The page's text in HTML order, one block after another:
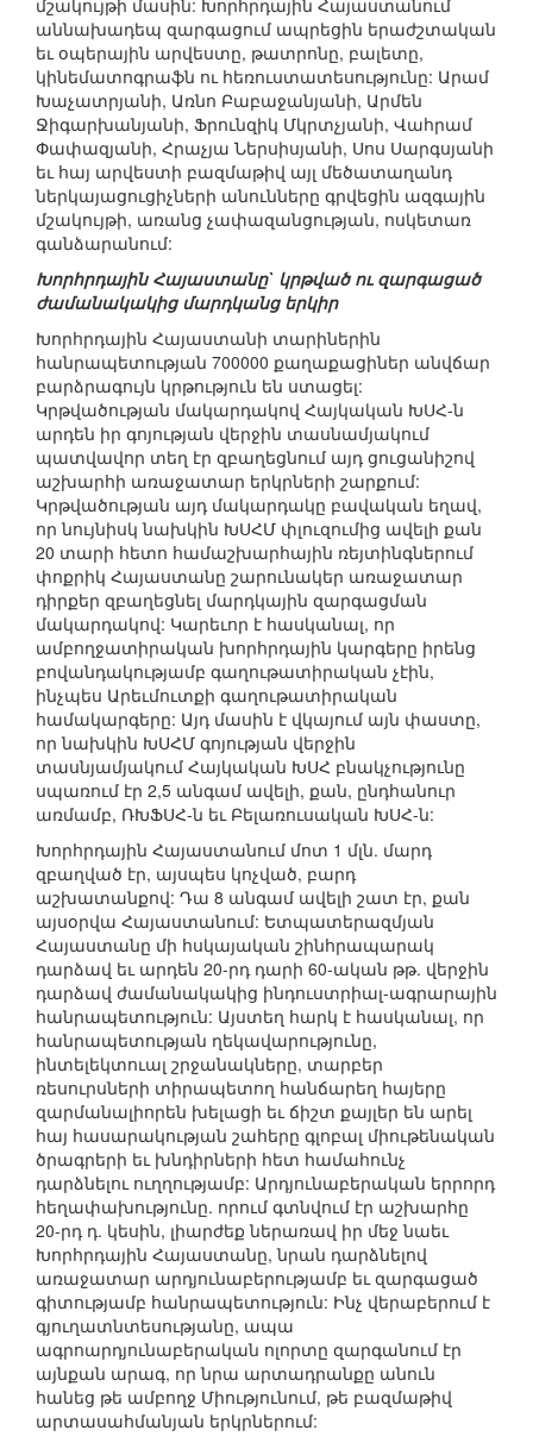
մշակույթի մասին: Խորհրդային Հայաստանում
աննախադեպ զարգացում ապրեցին երաժշտական
եւ օպերային արվեստը, թատրոնը, բալետը,
կինեմատոգրաֆն ու հեռուստատեսությունը: Արամ
Խաչատրյանի, Առնո Բաբաջանյանի, Արմեն
Ջիգարխանյանի, Ֆրունզիկ Մկրտչյանի, Վահրամ
Փափազյանի, Հրաչյա Ներսիսյանի, Սոս Սարգսյանի
եւ հայ արվեստի բազմաթիվ այլ մեծատաղանդ
ներկայացուցիչների անունները գրվեցին ազգային
մշակույթի, առանց չափազանցության, ոսկետառ
գանձարանում:
Խորհրդային Հայաստանը` կրթված ու զարգացած
ժամանակակից մարդկանց երկիր
Խորհրդային Հայաստանի տարիներին
հանրապետության 700000 քաղաքացիներ անվճար
բարձրագույն կրթություն են ստացել:
Կրթվածության մակարդակով Հայկական ԽՍՀ-ն
արդեն իր գոյության վերջին տասնամյակում
պատվավոր տեղ էր զբաղեցնում այդ ցուցանիշով
աշխարհի առաջատար երկրների շարքում:
Կրթվածության այդ մակարդակը բավական եղավ,
որ նույնիսկ նախկին ԽՍՀՄ փլուզումից ավելի քան
20 տարի հետո համաշխարհային ռեյտինգներում
փոքրիկ Հայաստանը շարունակեր առաջատար
դիրքեր զբաղեցնել մարդկային զարգացման
մակարդակով: Կարեւոր է հասկանալ, որ
ամբողջատիրական խորհրդային կարգերը իրենց
բովանդակությամբ գաղութատիրական չէին,
ինչպես Արեւմուտքի գաղութատիրական
համակարգերը: Այդ մասին է վկայում այն փաստը,
որ նախկին ԽՍՀՄ գոյության վերջին
տասնյամյակում Հայկական ԽՍՀ բնակչությունը
սպառում էր 2,5 անգամ ավելի, քան, ընդհանուր
առմամբ, ՌԽՖՍՀ-ն եւ Բելառուսական ԽՍՀ-ն:
Խորհրդային Հայաստանում մոտ 1 մլն. մարդ
զբաղված էր, այսպես կոչված, բարդ
աշխատանքով: Դա 8 անգամ ավելի շատ էր, քան
այսօրվա Հայաստանում: Ետպատերազմյան
Հայաստանը մի հսկայական շինհրապարակ
դարձավ եւ արդեն 20-րդ դարի 60-ական թթ. վերջին
դարձավ ժամանակակից ինդուստրիալ-ագրարային
հանրապետություն: Այստեղ հարկ է հասկանալ, որ
հանրապետության ղեկավարությունը,
ինտելեկտուալ շրջանակները, տարբեր
ռեսուրսների տիրապետող հանճարեղ հայերը
զարմանալիորեն խելացի եւ ճիշտ քայլեր են արել
հայ հասարակության շահերը գլոբալ միութենական
ծրագրերի եւ խնդիրների հետ համահունչ
դարձնելու ուղղությամբ: Արդյունաբերական երրորդ
հեղափախությունը. որում գտնվում էր աշխարհը
20-րդ դ. կեսին, լիարժեք ներառավ իր մեջ նաեւ
Խորհրդային Հայաստանը, նրան դարձնելով
առաջատար արդյունաբերությամբ եւ զարգացած
գիտությամբ հանրապետություն: Ինչ վերաբերում է
գյուղատնտեսությանը, ապա
ագրոարդյունաբերական ոլորտը զարգանում էր
այնքան արագ, որ նրա արտադրանքը անուն
հանեց թե ամբողջ Միությունում, թե բազմաթիվ
արտասահմանյան երկրներում: